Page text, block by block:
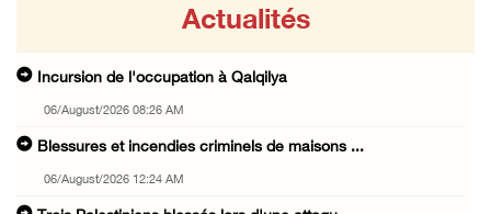
Actualités
Incursion de l'occupation à Qalqilya
06/August/2026 08:26 AM
Blessures et incendies criminels de maisons ...
06/August/2026 12:24 AM